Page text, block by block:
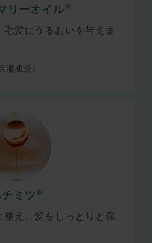
リーオイル ※
髪にうるおいを与えま
湿成分)
ミツ ※
え、髪をしっとりと保